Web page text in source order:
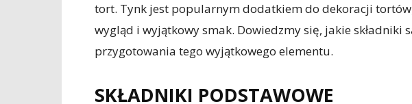
tort. Tynk jest popularnym dodatkiem do dekoracji
wygląd i wyjątkowy smak. Dowiedzmy się, jakie składniki
przygotowania tego wyjątkowego elementu.
SKŁADNIKI PODSTAWOWE